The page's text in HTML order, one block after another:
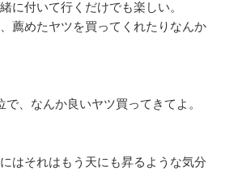
に付いて行くだけでも楽しい。
薦めたヤツを買ってくれたりなんか
で、なんか良いヤツ買ってきてよ。
はそれはもう天にも昇るような気分